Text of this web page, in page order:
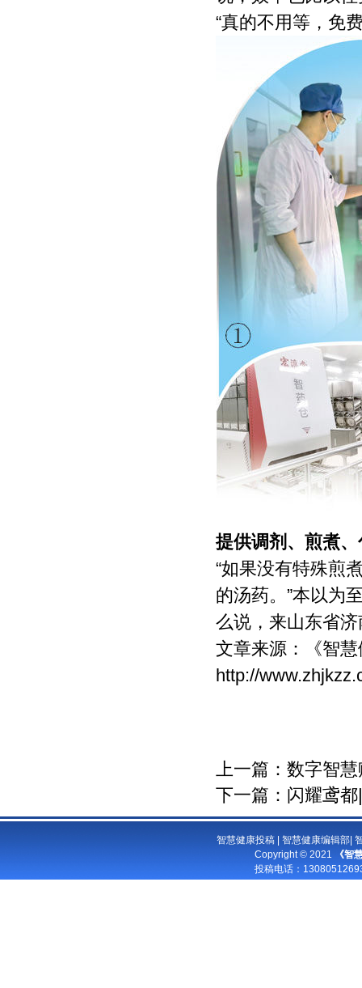
“真的不用等，免
提供调剂、煎煮
“如果没有特殊煎
的汤药。”本以为
么说，来山东省
文章来源：
《智
http://
上一篇： 数字智慧
下一篇： 闪耀鸢
智慧健康投稿| 智慧健康编辑部|
Copyright © 2021
《智
投稿电话：